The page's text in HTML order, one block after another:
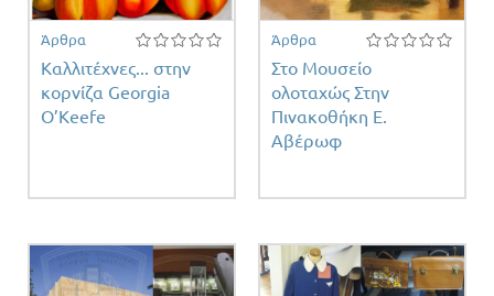
Άρθρα
Καλλιτέχνες... στην
κορνίζα Georgia
O’Keefe
Άρθρα
Στο Μουσείο
ολοταχώς Στην
Πινακοθήκη Ε.
Αβέρωφ